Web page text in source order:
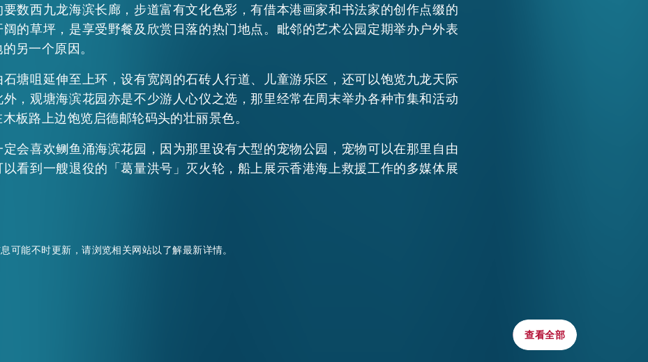
WHATSAPP
EMAIL
数西九龙海滨长廊，步道富有文化色彩，有借本港画家和书法家的创作点缀的
的草坪，是享受野餐及欣赏日落的热门地点。毗邻的艺术公园定期举办户外表
另一个原因。
塘咀延伸至上环，设有宽阔的石砖人行道、儿童游乐区，还可以饱览九龙天际
，观塘海滨花园亦是不少游人心仪之选，那里经常在周末举办各种市集和活动
板路上边饱览启德邮轮码头的壮丽景色。
会喜欢鲗鱼涌海滨花园，因为那里设有大型的宠物公园，宠物可以在那里自由
看到一艘退役的「葛量洪号」灭火轮，船上展示香港海上救援工作的多媒体展
可能不时更新，请浏览相关网站以了解最新详情。
查看全部
查看全部